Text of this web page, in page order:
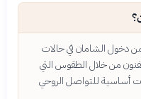
دخول الشامان في حالات
من خلال الطقوس التي
أساسية للتواصل الروحي